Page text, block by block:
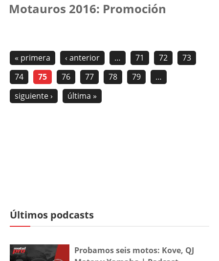
Motauros 2016: Promoción
« primera ‹ anterior … 71 72
73
74
75 76 77 78 79
…
siguiente ›
última »
Últimos podcasts
Probamos seis motos: Kove, QJ